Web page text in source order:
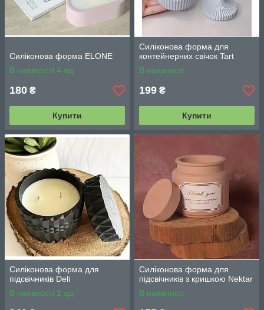
Силіконова форма ELONE
В наявності 4 од.
180 ₴
Купити
Силіконова форма для
контейнерних свічок Tart
В наявності
199 ₴
Купити
Силіконова форма для
підсвічників Deli
В наявності 1 од.
Силіконова форма для
підсвічників з кришкою Nektar
В наявності